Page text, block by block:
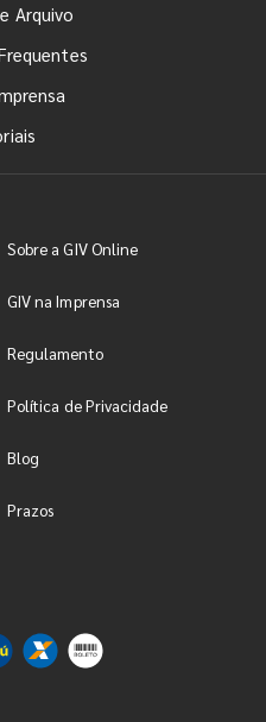
Arquivo
Sobre a GIV Online
GIV na Imprensa
Regulamento
Política de Privacidade
Blog
Prazos